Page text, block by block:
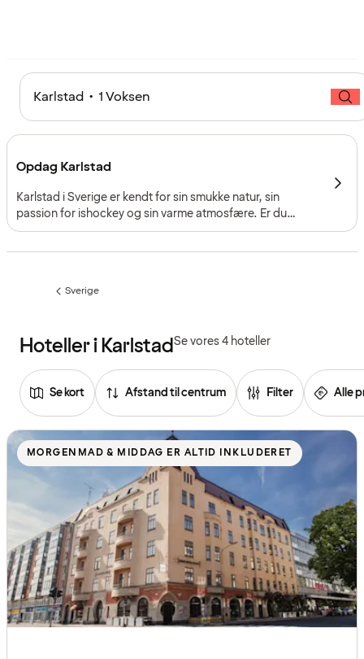
Karlstad • 1 Voksen
Opdag Karlstad
Karlstad i Sverige er kendt for sin smukke natur, sin
passion for ishockey og sin varme atmosfære. Er du
kaffeelsker, er du kommet til det rette sted – når vinden er
Forrige
Sverige
Hoteller i KarlstadSe vores 4 hoteller
Se kort Afstand til centrum Filter Alle
Se
listen
over
hoteller
MORGENMAD & MIDDAG ER ALTID INKLUDERET